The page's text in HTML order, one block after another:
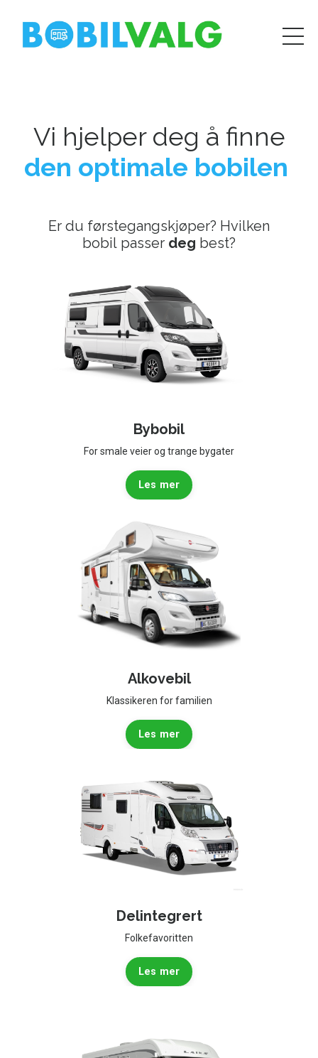
Vi hjelper deg å finne
den optimale bobilen
Er du førstegangskjøper? Hvilken
bobil passer deg best?
Bybobil
For smale veier og trange bygater
Les mer
Alkovebil
Klassikeren for familien
Les mer
Delintegrert
Folkefavoritten
Les mer